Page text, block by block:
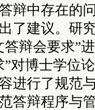
辩中存在的
了建议。研
辩会要求”
对博士学位
进行了规范
答辩程序与